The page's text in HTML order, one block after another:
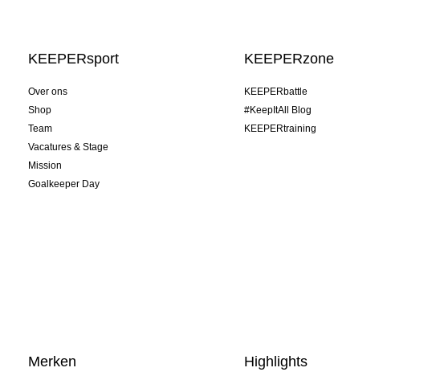
KEEPERsport
Over ons
Shop
Team
Vacatures & Stage
Mission
Goalkeeper Day
KEEPERzone
KEEPERbattle
#KeepItAll Blog
KEEPERtraining
Merken Highlights